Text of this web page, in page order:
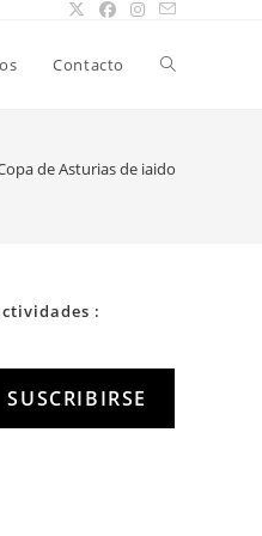
Contacto
de Asturias de iaido
:
SUSCRIBIRSE